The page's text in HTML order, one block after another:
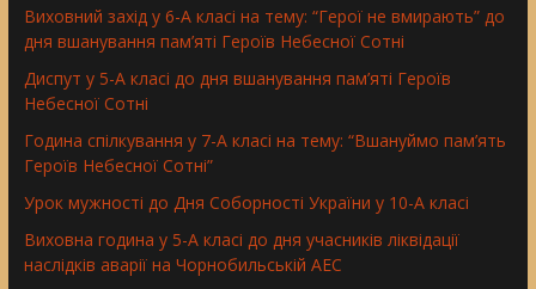
Виховний захід у 6-А класі на тему: “Герої не вмирають” до
дня вшанування пам’яті Героїв Небесної Сотні
Диспут у 5-А класі до дня вшанування пам’яті Героїв
Небесної Сотні
Година спілкування у 7-А класі на тему: “Вшануймо пам’ять
Героїв Небесної Сотні”
Урок мужності до Дня Соборності України у 10-А класі
Виховна година у 5-А класі до дня учасників ліквідації
наслідків аварії на Чорнобильській АЕС